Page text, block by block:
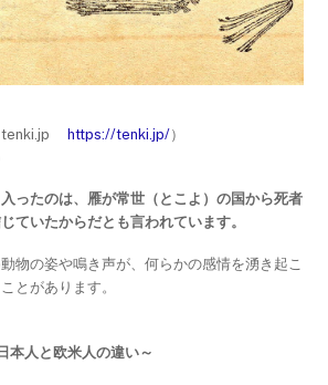
tenki.jphttps://tenki.jp/）
ったのは、雁が常世（とこよ）の国から死者
ていたからだとも言われています。
物の姿や鳴き声が、何らかの感情を湧き起こ
とがあります。
本人と欧米人の違い～